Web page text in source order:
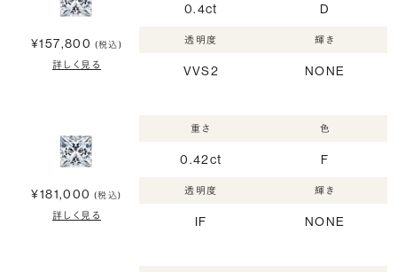
¥157,800 (税込)
詳しく見る
0.4ct D
透明度
VVS2
輝き
NONE
¥181,000 (税込)
詳しく見る
重さ
0.42ct
色
F
透明度
IF
輝き
NONE